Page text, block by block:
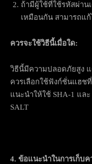
ถ้ามีผู้ใช้ที่ใช้รหัสผ่าน
เหมือนกัน สามารถแ
ควรจะใช้วิธีนี้เมื่อใด:
วิธีนี้มีความปลอดภัยสูง
ควรเลือกใช้ฟังก์ชั่นแฮช
แนะนำให้ใช้ SHA-1 แล
SALT
4. ข้อแนะนำในการเก็บ